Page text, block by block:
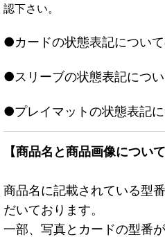
認下さい。
●カードの状態表記につい
●スリーブの状態表記につ
●プレイマットの状態表記
【商品名と商品画像について
商品名に記載されている型
だいております。
一部、写真とカードの型番